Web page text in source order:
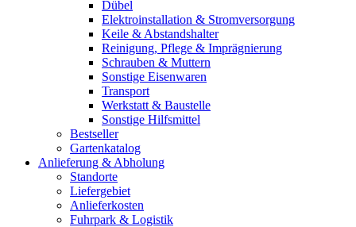
Dübel
Elektroinstallation & Stromversorgung
Keile & Abstandshalter
Reinigung, Pflege & Imprägnierung
Schrauben & Muttern
Sonstige Eisenwaren
Transport
Werkstatt & Baustelle
Sonstige Hilfsmittel
Bestseller
Gartenkatalog
Anlieferung & Abholung
Standorte
Liefergebiet
Anlieferkosten
Fuhrpark & Logistik